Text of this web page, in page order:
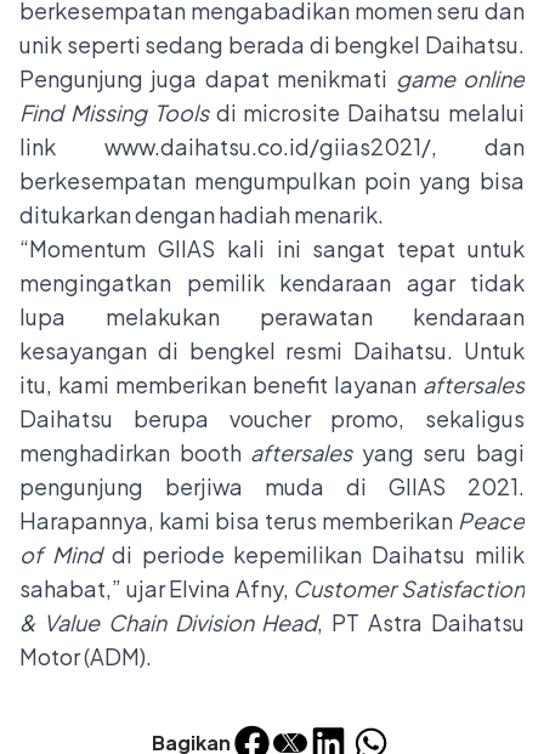
Bagikan
berkesempatan mengabadikan momen seru dan
unik seperti sedang berada di bengkel Daihatsu.
Pengunjung juga dapat menikmati game online
Find Missing Toolsdi microsite Daihatsu melalui
link www.daihatsu.co.id/giias2021/, dan
berkesempatan mengumpulkan poin yang bisa
ditukarkan dengan hadiah menarik.
“Momentum GIIAS kali ini sangat tepat untuk
mengingatkan pemilik kendaraan agar tidak
lupa melakukan perawatan kendaraan
kesayangan di bengkel resmi Daihatsu. Untuk
itu, kami memberikan benefit layanan aftersales
Daihatsu berupa voucher promo, sekaligus
menghadirkan booth aftersalesyang seru bagi
pengunjung berjiwa muda di GIIAS 2021.
Harapannya, kami bisa terus memberikan Peace
of Minddi periode kepemilikan Daihatsu milik
sahabat,” ujar Elvina Afny, Customer Satisfaction
& Value Chain Division Head, PT Astra Daihatsu
Motor (ADM).